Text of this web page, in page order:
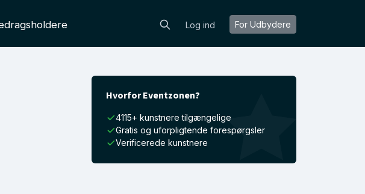
Log ind For Udbydere
Hvorfor Eventzonen?
4115+ kunstnere tilgængelige
Gratis og uforpligtende forespørgsler
Verificerede kunstnere